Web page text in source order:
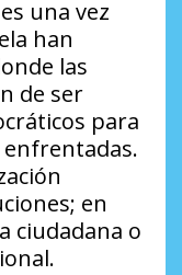
una vez
han
las
de ser
para
en
ciudadana o